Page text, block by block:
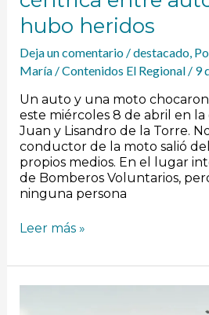
hubo heridos
Deja un comentario /destacado,
María/Contenidos El Regional / 9
Un auto y una moto
este miércoles 8 de abril en la
Juan y Lisandro de la Torre.
conductor de la moto salió
propios medios. En el lugar
de Bomberos Voluntarios,
ninguna persona
Leer más »